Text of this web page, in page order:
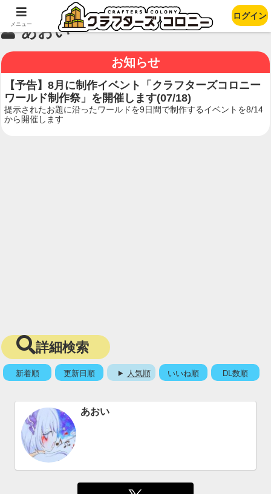
あおい
お知らせ
【予告】8月に制作イベント「クラフターズコロニー
ワールド制作祭」を開催します(07/18)
提示されたお題に沿ったワールドを9日間で制作するイベントを8/14
から開催します
詳細検索
新着順 更新日順 人気順 いいね順 DL数順
あおい
メニュー
ログイン